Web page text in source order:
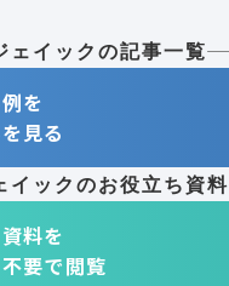
ェイックの記事一覧
を
見る
イックのお役立ち資料
料を
要で閲覧